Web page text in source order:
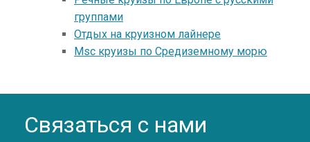
группами
Отдых на круизном лайнере
Msc круизы по Средиземному морю
Связаться с нами